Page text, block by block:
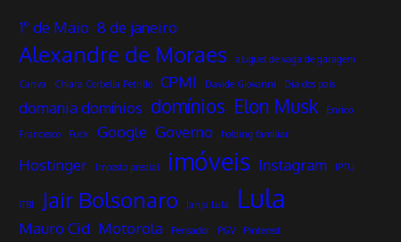
1º de Maio 8 de janeiro
Alexandre de Moraes
aluguel de vaga de garagem
Canva
Chiara Corbella Petrillo CPMI Davide Giovanni Dia dos pais
domania domínios domínios Elon Musk
Enrico
Francesco
Fuck Google Governo holding familiar
Hostinger Imposto predial imóveis Instagram IPTU
ITBI Jair Bolsonaro Janja Lula Lula
Mauro Cid Motorola Pensador PGV Pinterest